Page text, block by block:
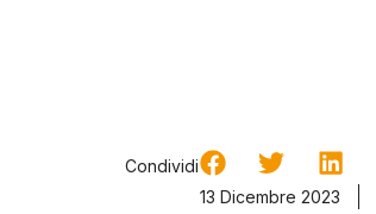
Condividi
13 Dicembre 2023